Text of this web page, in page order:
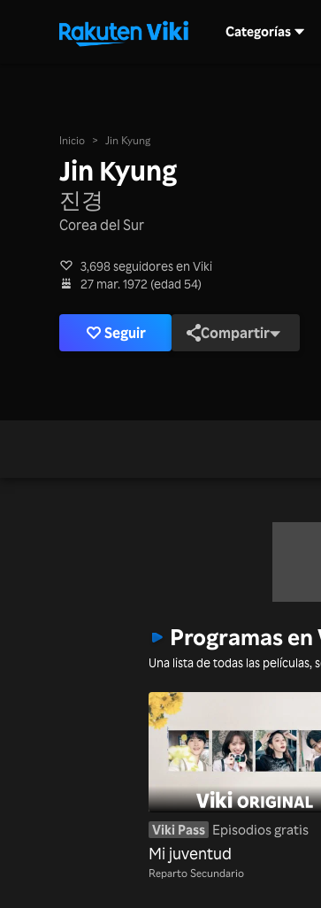
Categorías
Inicio > Jin Kyung
Jin Kyung
진경
Corea del Sur
3,698 seguidores en Viki
27 mar. 1972 (edad 54)
Seguir Compartir
Programas en
Una lista de todas las
Viki Pass Episodios gratis
Mi juventud
Reparto Secundario